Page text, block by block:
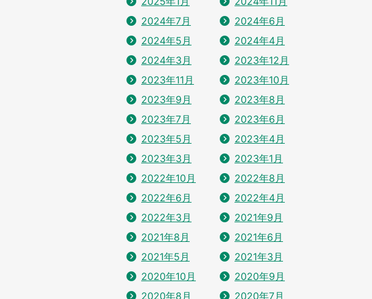
2024年7月
2024年6月
2024年5月
2024年4月
2024年3月
2023年12月
2023年11月
2023年10月
2023年9月
2023年8月
2023年7月
2023年6月
2023年5月
2023年4月
2023年3月
2023年1月
2022年10月
2022年8月
2022年6月
2022年4月
2022年3月
2021年9月
2021年8月
2021年6月
2021年5月
2021年3月
2020年10月
2020年9月
2020年8月
2020年7月